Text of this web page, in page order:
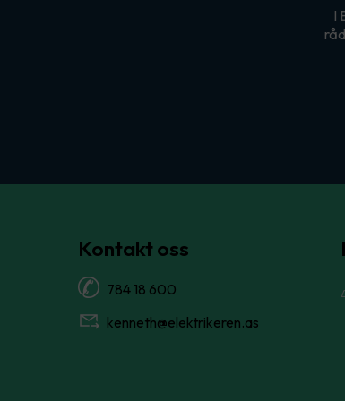
I
Kontakt oss
784 18 600
kenneth@elektrikeren.as